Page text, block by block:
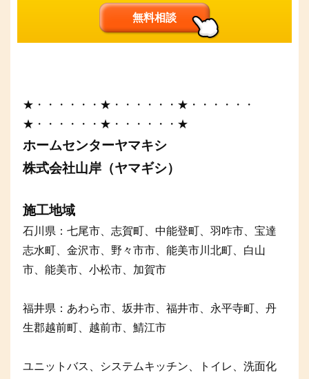
無料相談
★・・・・・・★・・・・・・★・・・・・・
★・・・・・・★・・・・・・★
ホームセンターヤマキシ
株式会社山岸（ヤマギシ）
施工地域
石川県：七尾市、志賀町、中能登町、羽咋市、宝達
志水町、金沢市、野々市市、能美市川北町、白山
市、能美市、小松市、加賀市
福井県：あわら市、坂井市、福井市、永平寺町、丹
生郡越前町、越前市、鯖江市
ユニットバス、システムキッチン、トイレ、洗面化